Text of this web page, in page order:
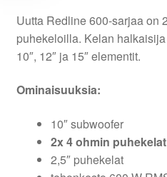
Uutta Redline 600-sarjaa on
puhekeloilla. Kelan
10″, 12″ ja 15″ elementit.
Ominaisuuksia:
10″ subwoofer
2x 4 ohmin puhekelat
2,5″ puhekelat